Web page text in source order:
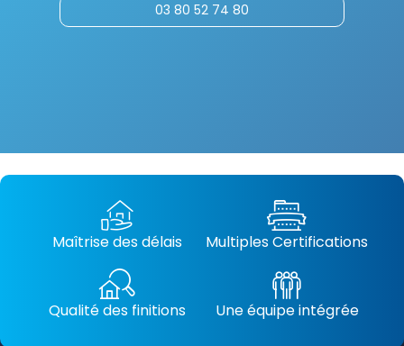
03 80 52 74 80
Maîtrise des délais Multiples Certifications
Qualité des finitions Une équipe intégrée